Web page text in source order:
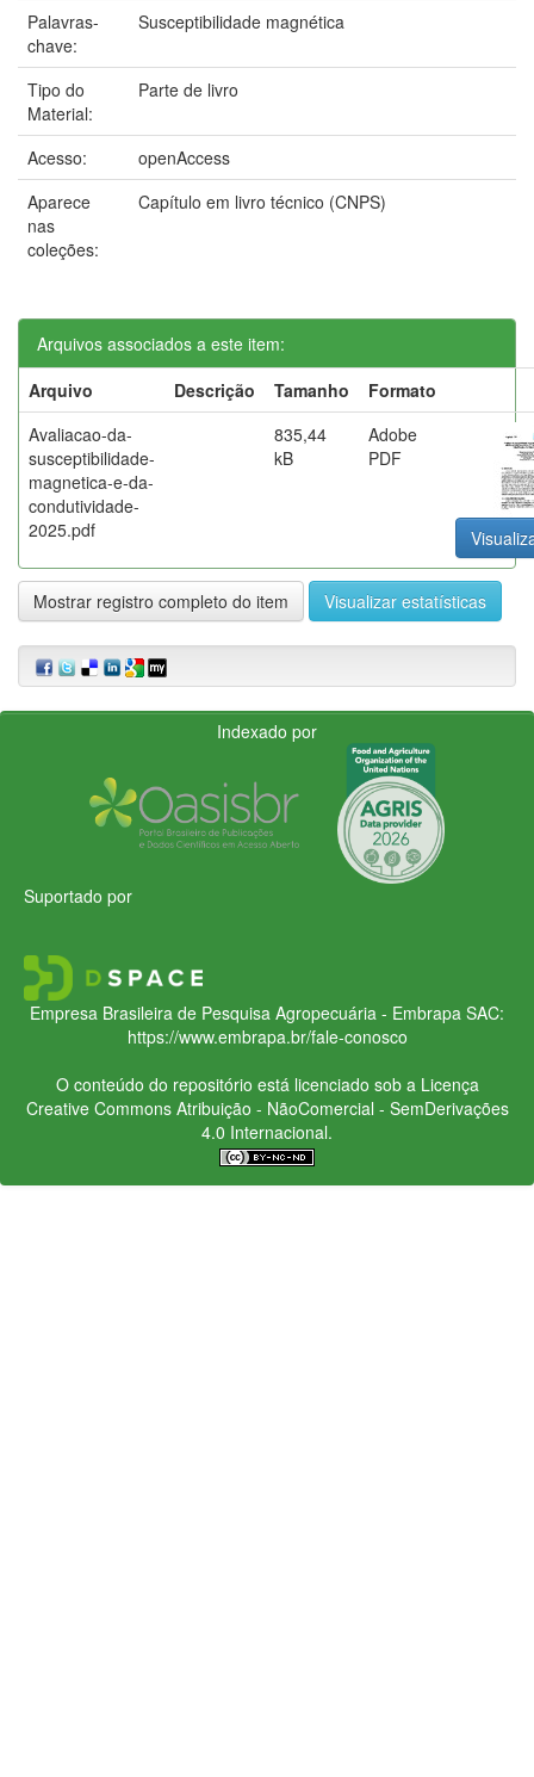
Palavras-
chave:
Susceptibilidade magnética
Tipo do
Material:
Parte de livro
Acesso:
openAccess
Aparece
nas
coleções:
Capítulo em livro técnico (CNPS)
Arquivos associados a este item:
Arquivo
Descrição Tamanho
Formato
Avaliacao-da-
susceptibilidade-
magnetica-e-da-
condutividade-
2025.pdf
835,44
kB
Adobe
PDF
Mostrar registro completo do item Visualizar estatísticas
Indexado por
Suportado por
Empresa Brasileira de Pesquisa Agropecuária - Embrapa SAC:
https://www.embrapa.br/fale-conosco
O conteúdo do repositório está licenciado sob a Licença
Creative CommonsAtribuição - NãoComercial - SemDerivações
4.0 Internacional.